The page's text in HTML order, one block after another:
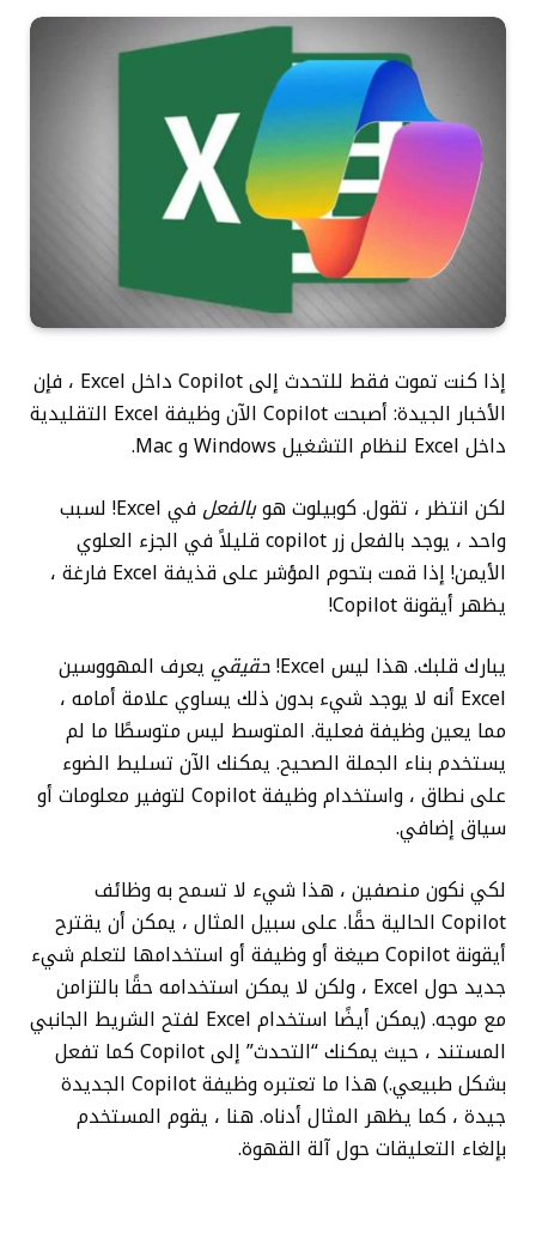
إذا كنت تموت فقط للتحدث إلى Copilot داخل Excel ، فإن
الأخبار الجيدة: أصبحت Copilot الآن وظيفة Excel التقليدية
داخل Excel لنظام التشغيل Windows و Mac.
لكن انتظر ، تقول. كوبيلوت هوبالفعل
في Excel! لسبب
واحد ، يوجد بالفعل زر copilot قليلاً في الجزء العلوي
الأيمن! إذا قمت بتحوم المؤشر على قذيفة Excel فارغة ،
يظهر أيقونة Copilot!
يبارك قلبك. هذا ليس Excel!
حقيقي يعرف المهووسين
Excel أنه لا يوجد شيء بدون ذلك يساوي علامة أمامه ،
مما يعين وظيفة فعلية. المتوسط ليس متوسطًا ما لم
يستخدم بناء الجملة الصحيح. يمكنك الآن تسليط الضوء
على نطاق ، واستخدام وظيفة Copilot لتوفير معلومات أو
سياق إضافي.
لكي نكون منصفين ، هذا شيء لا تسمح به وظائف
Copilot الحالية حقًا. على سبيل المثال ، يمكن أن يقترح
أيقونة Copilot صيغة أو وظيفة أو استخدامها لتعلم شيء
جديد حول Excel ، ولكن لا يمكن استخدامه حقًا بالتزامن
مع موجه. (يمكن أيضًا استخدام Excel لفتح الشريط الجانبي
المستند ، حيث يمكنك “التحدث” إلى Copilot كما تفعل
بشكل طبيعي.) هذا ما تعتبره وظيفة Copilot الجديدة
جيدة ، كما يظهر المثال أدناه. هنا ، يقوم المستخدم
بإلغاء التعليقات حول آلة القهوة.